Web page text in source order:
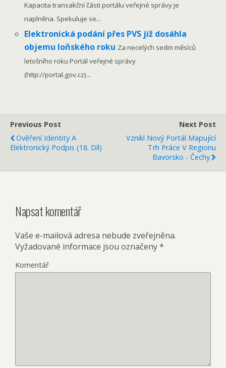
Kapacita transakční části portálu veřejné správy je
naplněna. Spekuluje se...
Elektronická podání přes PVS již dosáhla
objemu loňského roku Za necelých sedm měsíců
letošního roku Portál veřejné správy
(http://portal.gov.cz)...
Previous Post
Ověření Identity A
Elektronický Podpis (18. Díl)
Next Post
Vznikl Nový Portál Mapující
Trh Práce V Regionu
Bavorsko - Čechy
Napsat komentář
Vaše e-mailová adresa nebude zveřejněna.
Vyžadované informace jsou označeny*
Komentář